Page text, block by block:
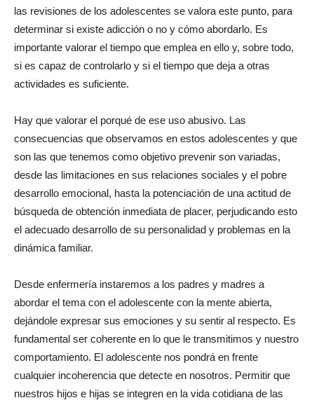
las revisiones de los adolescentes se valora este punto, para
determinar si existe adicción o no y cómo abordarlo. Es
importante valorar el tiempo que emplea en ello y, sobre todo,
si es capaz de controlarlo y si el tiempo que deja a otras
actividades es suficiente.
Hay que valorar el porqué de ese uso abusivo. Las
consecuencias que observamos en estos adolescentes y que
son las que tenemos como objetivo prevenir son variadas,
desde las limitaciones en sus relaciones sociales y el pobre
desarrollo emocional, hasta la potenciación de una actitud de
búsqueda de obtención inmediata de placer, perjudicando esto
el adecuado desarrollo de su personalidad y problemas en la
dinámica familiar.
Desde enfermería instaremos a los padres y madres a
abordar el tema con el adolescente con la mente abierta,
dejándole expresar sus emociones y su sentir al respecto. Es
fundamental ser coherente en lo que le transmitimos y nuestro
comportamiento. El adolescente nos pondrá en frente
cualquier incoherencia que detecte en nosotros. Permitir que
nuestros hijos e hijas se integren en la vida cotidiana de las